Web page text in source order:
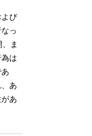
び
っ
ま
は
あ
あ